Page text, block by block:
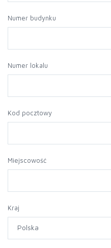
Numer budynku
Numer lokalu
Kod pocztowy
Miejscowość
Kraj